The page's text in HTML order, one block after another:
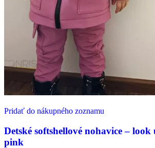
Pridať do nákupného zoznamu
Detské softshellové nohavice – look
pink